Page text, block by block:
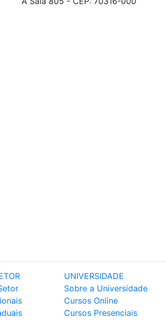
UNIVERSIDADE
Sobre a Universidade
Cursos Online
Cursos Presenciais